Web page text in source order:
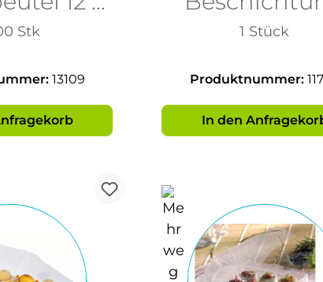
(Nr. 2)
Stk
13109
195x73
1 Stück
Produktnummer:
In den